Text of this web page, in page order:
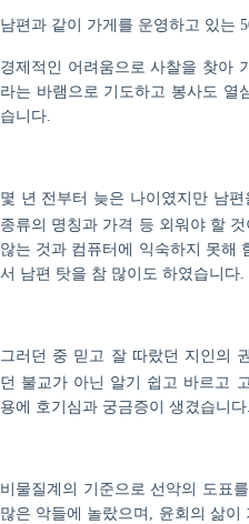
남편과 같이 가게를 운영하고 있는
경제적인 어려움으로 사찰을 찾아
라는 바램으로 기도하고 봉사도 열
습니다
몇 년 전부터 늦은 나이였지만 남
종류의 명칭과 가격 등 외워야 할
않는 것과 컴퓨터에 익숙하지 못해
서 남편 탓을 참 많이도 하였습니다
그러던 중 믿고 잘 따랐던 지인의
던 불교가 아닌 알기 쉽고 바르고
용에 호기심과 궁금증이 생겼습니다
비물질계의 기준으로 선악의 도표
많은 악들에 놀랐으며 윤회의 삶이